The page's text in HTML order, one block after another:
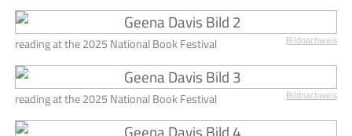
Bildnachweis
reading at the 2025 National Book Festival
Bildnachweis
reading at the 2025 National Book Festival